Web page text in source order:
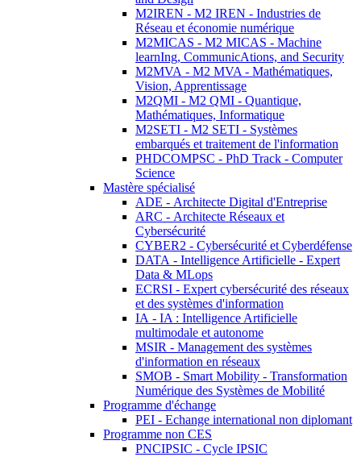
M2IREN - M2 IREN - Industries de
Réseau et économie numérique
M2MICAS - M2 MICAS - Machine
learnIng, CommunicAtions, and Security
M2MVA - M2 MVA - Mathématiques,
Vision, Apprentissage
M2QMI - M2 QMI - Quantique,
Mathématiques, Informatique
M2SETI - M2 SETI - Systèmes
embarqués et traitement de l'information
PHDCOMPSC - PhD Track - Computer
Science
Mastère spécialisé
ADE - Architecte Digital d'Entreprise
ARC - Architecte Réseaux et
Cybersécurité
CYBER2 - Cybersécurité et Cyberdéfense
DATA - Intelligence Artificielle - Expert
Data & MLops
ECRSI - Expert cybersécurité des réseaux
et des systèmes d'information
IA - IA : Intelligence Artificielle
multimodale et autonome
MSIR - Management des systèmes
d'information en réseaux
SMOB - Smart Mobility - Transformation
Numérique des Systèmes de Mobilité
Programme d'échange
PEI - Echange international non diplomant
Programme non CES
PNCIPSIC - Cycle IPSIC